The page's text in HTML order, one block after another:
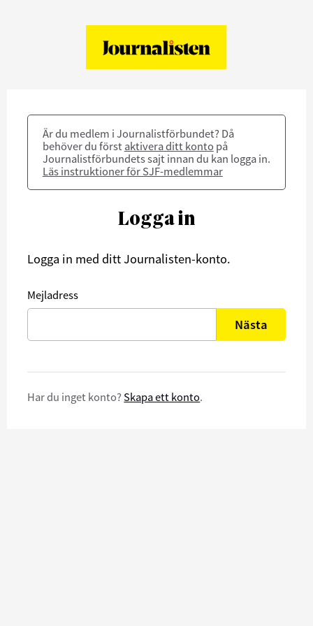
Är du medlem i Journalistförbundet? Då
behöver du först aktivera ditt konto på
Journalistförbundets sajt innan du kan logga in.
Läs instruktioner för SJF-medlemmar
Logga in
Logga in med ditt Journalisten-konto.
Mejladress
Nästa
Har du inget konto? Skapa ett konto.